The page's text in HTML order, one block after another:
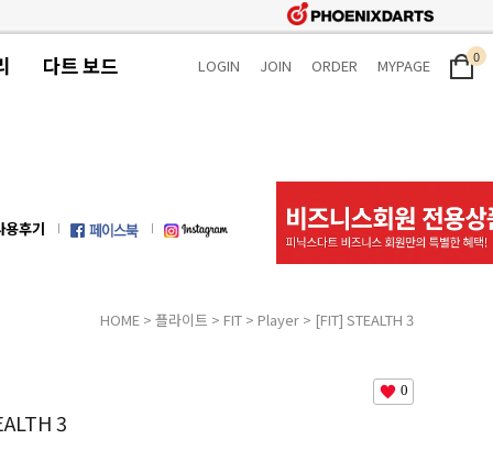
다트 보드 LOGIN JOIN ORDER MYPAGE 0
용후기
HOME > 플라이트 > FIT > Player > [FIT] STEALTH 3
0
3